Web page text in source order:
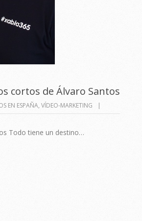
cortos de Álvaro Santos
EN ESPAÑA, VÍDEO-MARKETING
Todo tiene un destino…